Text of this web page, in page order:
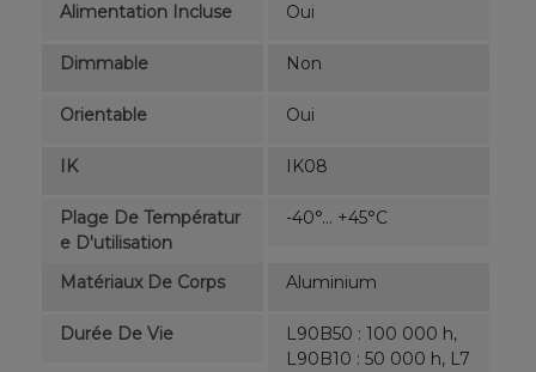
Alimentation Incluse Oui
Dimmable Non
Orientable Oui
IK IK08
Plage De Températur
E D'utilisation
-40°... +45°C
Matériaux De Corps Aluminium
Durée De Vie
L90B50 : 100 000 h,
L90B10 : 50 000 h, L7